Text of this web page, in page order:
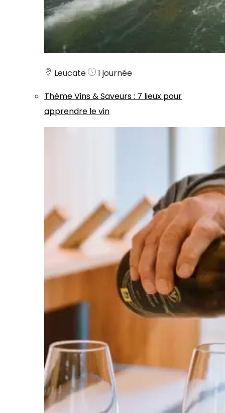
Leucate
1 journée
ThèmeVins & Saveurs: 7 lieux pour
apprendre le vin